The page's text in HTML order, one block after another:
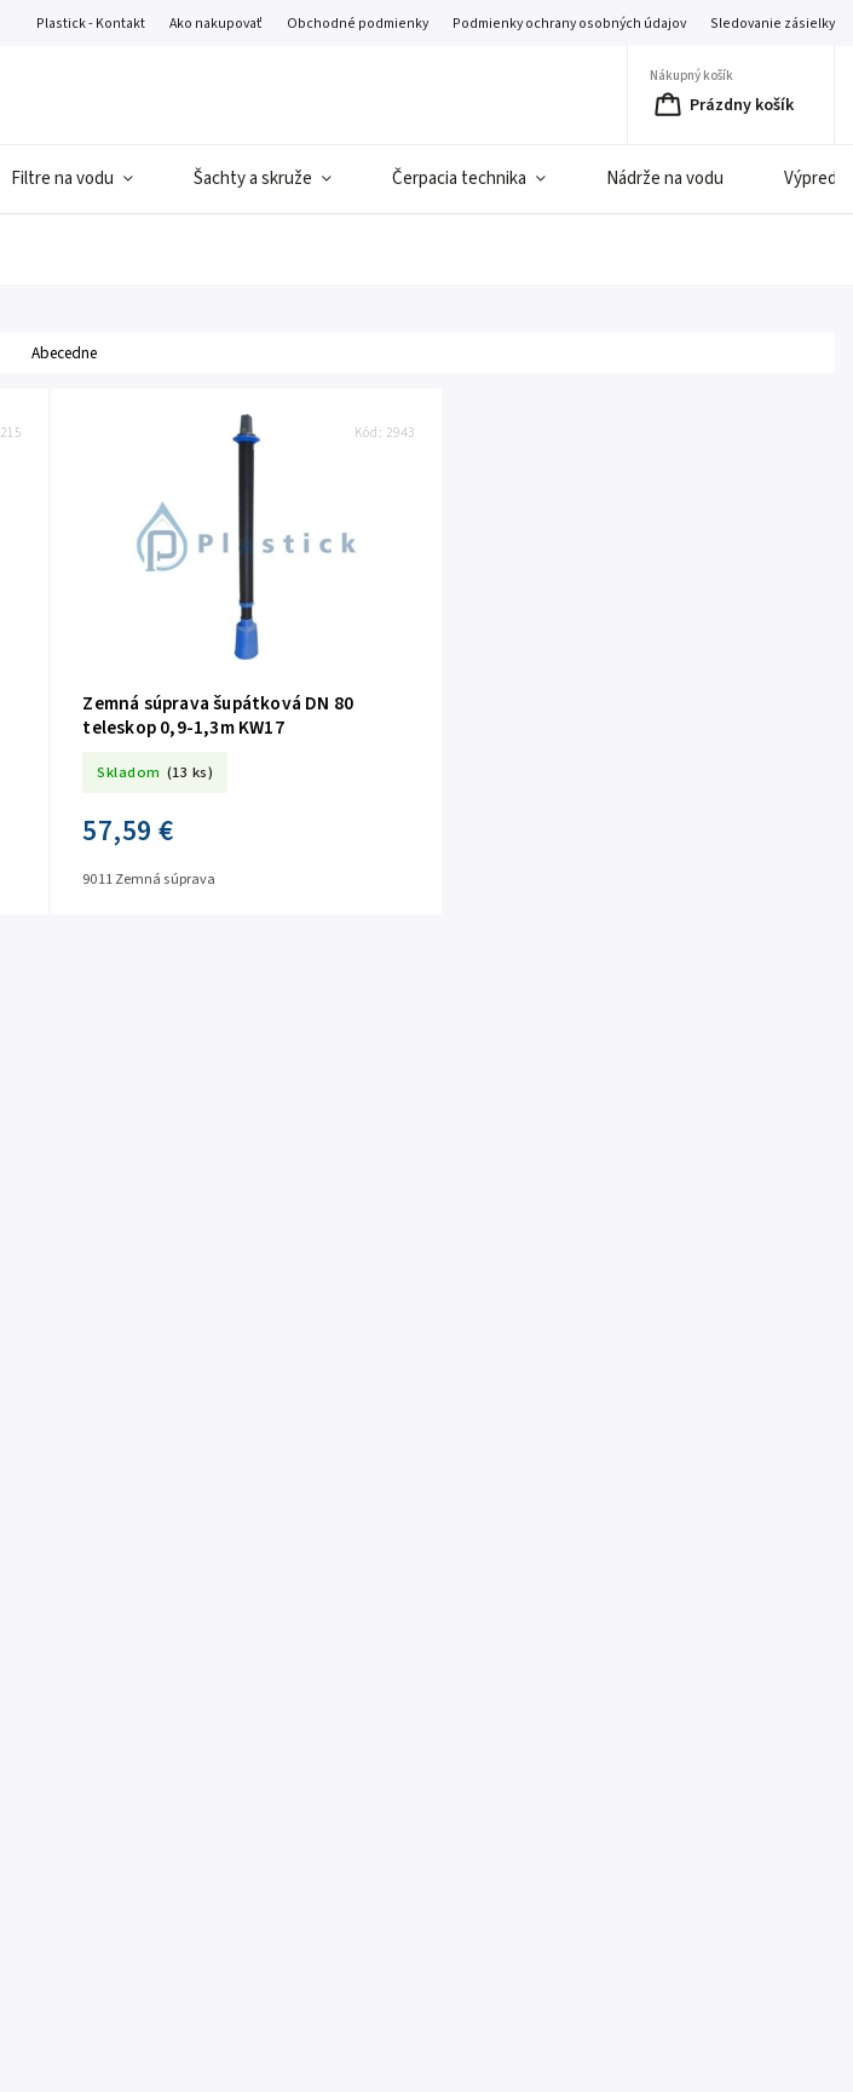
Plastick - Kontakt Ako nakupovať Obchodné podmienky Podmienky ochrany osobných údajov Sledovanie zásielky
Nákupný košík
Prázdny košík
Filtre na vodu Šachty a skruže Čerpacia technika Nádrže na vodu
Abecedne
215
Zemná súprava šupátková DN 80
teleskop 0,9-1,3m KW17
Skladom (13 ks)
57,59 €
9011 Zemná súprava
Kód: 2943